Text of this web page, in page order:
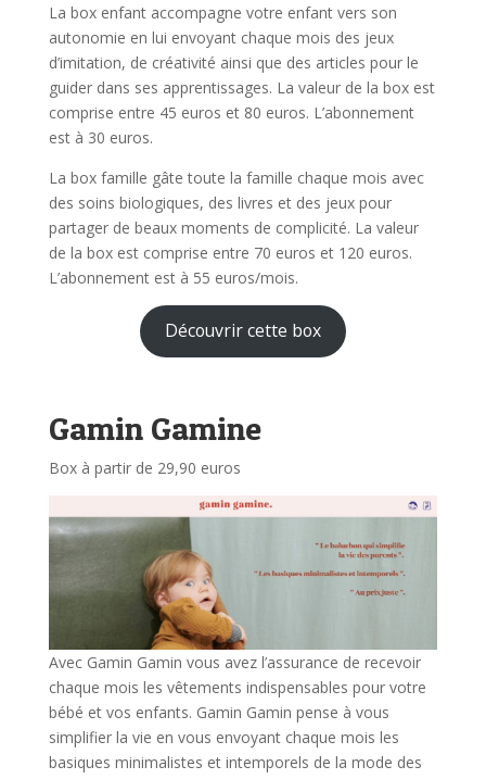
La box enfant accompagne votre enfant vers son
autonomie en lui envoyant chaque mois des jeux
d’imitation, de créativité ainsi que des articles pour le
guider dans ses apprentissages. La valeur de la box est
comprise entre 45 euros et 80 euros. L’abonnement
est à 30 euros.
La box famille gâte toute la famille chaque mois avec
des soins biologiques, des livres et des jeux pour
partager de beaux moments de complicité. La valeur
de la box est comprise entre 70 euros et 120 euros.
L’abonnement est à 55 euros/mois.
Découvrir cette box
Gamin Gamine
Box à partir de 29,90 euros
Avec Gamin Gamin vous avez l’assurance de recevoir
chaque mois les vêtements indispensables pour votre
bébé et vos enfants. Gamin Gamin pense à vous
simplifier la vie en vous envoyant chaque mois les
basiques minimalistes et intemporels de la mode des